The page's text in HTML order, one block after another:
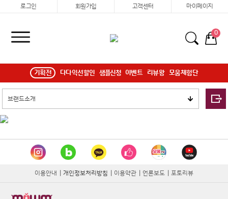
로그인 회원가입 고객센터 마이페이지
0
기획전 다다익선할인 샘플신청 이벤트 리뷰왕 모움체험단
이용안내 개인정보처리방침 이용약관 언론보도 포토리뷰